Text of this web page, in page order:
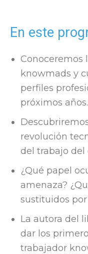
En este
Conoceremos
knowmads y
perfiles
próximos años.
revolución
del trabajo del
¿Qué papel
amenaza?
sustituidos
La autora del
dar los
trabajador